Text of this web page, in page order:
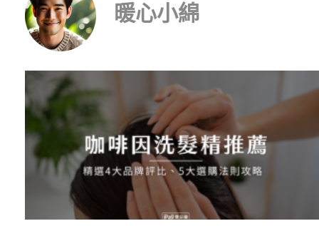
暖心小綿